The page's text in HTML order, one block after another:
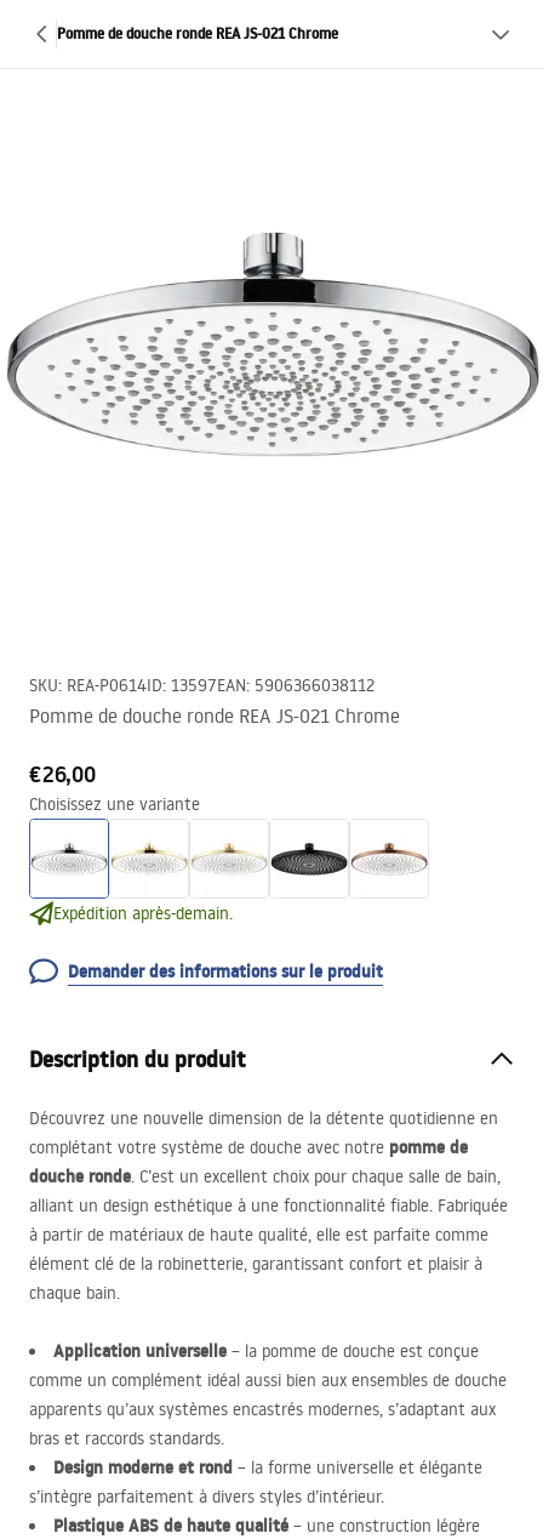
Pomme de douche ronde REA JS-021 Chrome
SKU: REA-P0614ID: 13597EAN: 5906366038112
Pomme de douche ronde REA JS-021 Chrome
€26,00
Choisissez une variante
Expédition après-demain.
Demander des informations sur le produit
Description du produit
Découvrez une nouvelle dimension de la détente quotidienne en
complétant votre système de douche avec notre pomme de
douche ronde. C’est un excellent choix pour chaque salle de bain,
alliant un design esthétique à une fonctionnalité fiable. Fabriquée
à partir de matériaux de haute qualité, elle est parfaite comme
élément clé de la robinetterie, garantissant confort et plaisir à
chaque bain.
Application universelle – la pomme de douche est conçue
comme un complément idéal aussi bien aux ensembles de douche
apparents qu’aux systèmes encastrés modernes, s’adaptant aux
bras et raccords standards.
Design moderne et rond – la forme universelle et élégante
s’intègre parfaitement à divers styles d’intérieur.
Plastique ABS de haute qualité – une construction légère